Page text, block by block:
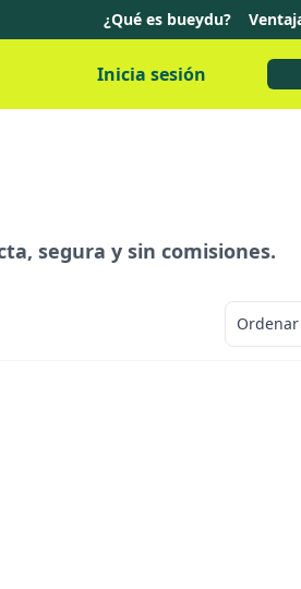
¿Qué es bueydu?
Inicia sesión
segura y sin comisiones.